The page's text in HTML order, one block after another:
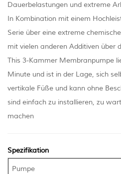
Dauerbelastungen und extreme
In Kombination mit einem
Serie über eine extreme
mit vielen anderen Additiven über
This 3-Kammer Membranpumpe
Minute und ist in der Lage, sich
vertikale Füße und kann ohne
sind einfach zu installieren, zu
machen
Spezifikation
Pumpe